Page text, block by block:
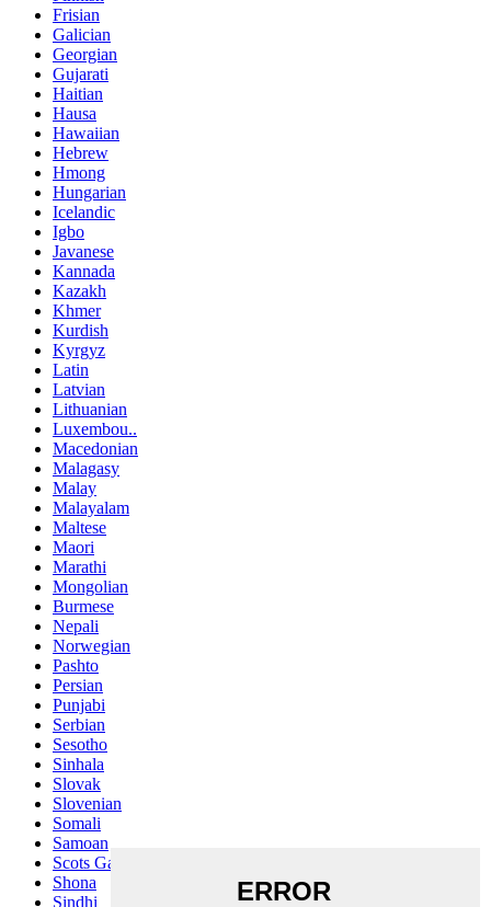
Frisian
Galician
Georgian
Gujarati
Haitian
Hausa
Hawaiian
Hebrew
Hmong
Hungarian
Icelandic
Igbo
Javanese
Kannada
Kazakh
Khmer
Kurdish
Kyrgyz
Latin
Latvian
Lithuanian
Luxembou..
Macedonian
Malagasy
Malay
Malayalam
Maltese
Maori
Marathi
Mongolian
Burmese
Nepali
Norwegian
Pashto
Persian
Punjabi
Serbian
Sesotho
Sinhala
Slovak
Slovenian
Somali
Samoan
Scots Gaelic
Shona
Sindhi